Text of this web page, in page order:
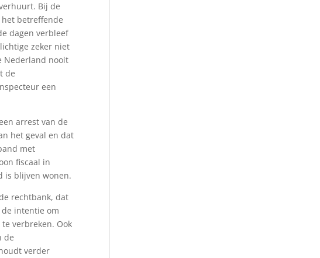
Bij de
betreffende
dagen verbleef
zeker niet
Nederland nooit
de
een
arrest van de
het geval en dat
met
fiscaal in
is blijven wonen.
rechtbank, dat
intentie om
verbreken. Ook
de
verder